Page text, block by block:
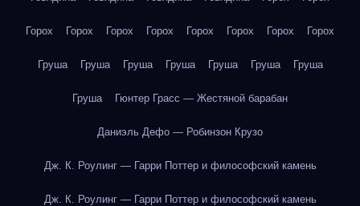
Горох Горох Горох Горох Горох Горох Горох Горох
Груша Груша Груша Груша Груша Груша Груша
Груша Гюнтер Грасс — Жестяной барабан
Даниэль Дефо — Робинзон Крузо
Дж. К. Роулинг — Гарри Поттер и философский камень
Дж. К. Роулинг — Гарри Поттер и философский камень